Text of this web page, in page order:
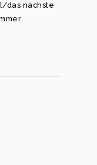
das nächste